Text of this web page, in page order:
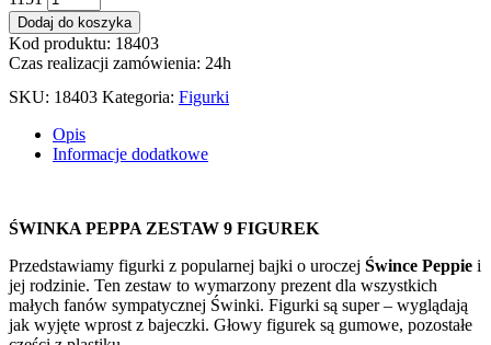
Dodaj do koszyka
Kod produktu: 18403
Czas realizacji zamówienia: 24h
SKU: 18403 Kategoria: Figurki
Opis
Informacje dodatkowe
ŚWINKA PEPPA ZESTAW 9 FIGUREK
Przedstawiamy figurki z popularnej bajki o uroczej Śwince Peppie i
jej rodzinie. Ten zestaw to wymarzony prezent dla wszystkich
małych fanów sympatycznej Świnki. Figurki są super – wyglądają
jak wyjęte wprost z bajeczki. Głowy figurek są gumowe, pozostałe